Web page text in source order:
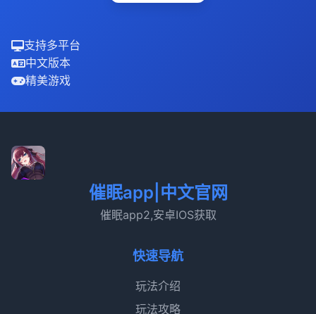
支持多平台
中文版本
精美游戏
催眠app|中文官网
催眠app2,安卓IOS获取
快速导航
玩法介绍
玩法攻略